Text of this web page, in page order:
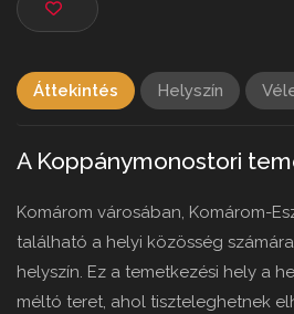
Áttekintés Helyszín
A Koppánymonostori
Komárom városában, Komárom-
található a helyi közösség
helyszín. Ez a temetkezési hely a
méltó teret, ahol tiszteleghetnek